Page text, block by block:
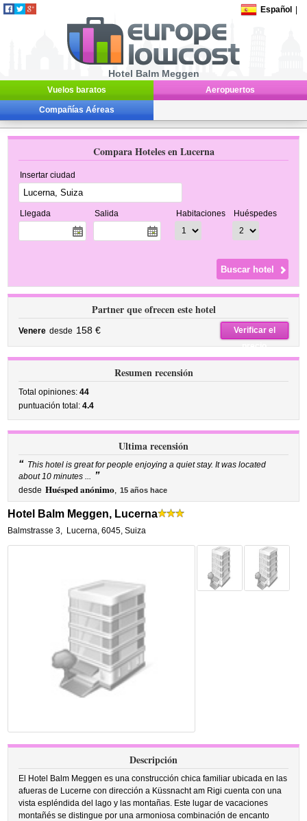
Español
Hotel Balm Meggen
Vuelos baratos Aeropuertos
Compañías Aéreas
Compara Hoteles en Lucerna
Insertar ciudad
Llegada Salida Habitaciones Huéspedes
Partner que ofrecen este hotel
Venere desde 158 €
Verificar el
precio
Resumen recensión
Total opiniones:44
puntuación total:4.4
Ultima recensión
“ This hotel is great for people enjoying a quiet stay. It was located
about 10 minutes ... ”
desde Huésped anónimo, 15 años hace
Hotel Balm Meggen, Lucerna
Balmstrasse 3, Lucerna,6045, Suiza
Descripción
El Hotel Balm Meggen es una construcción chica familiar ubicada en las
afueras de Lucerne con dirección a Küssnacht am Rigi cuenta con una
vista espléndida del lago y las montañas. Este lugar de vacaciones
montañés se distingue por una armoniosa combinación de encanto